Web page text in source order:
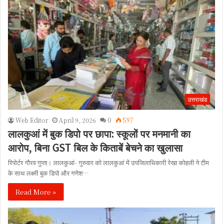
उत्तराखंड
Web Editor April 9, 2026 0 597
लालकुआं में बुक डिपो पर छापा: स्कूलों पर मनमानी का
आरोप, बिना GST बिल के किताबें बेचने का खुलासा
रिपोर्टर गौरव गुप्ता। लालकुआं- गुरुवार को लालकुआं में उपजिलाधिकारी रेखा कोहली ने टीम
के साथ लक्ष्मी बुक डिपो और गणेश…
Read More »